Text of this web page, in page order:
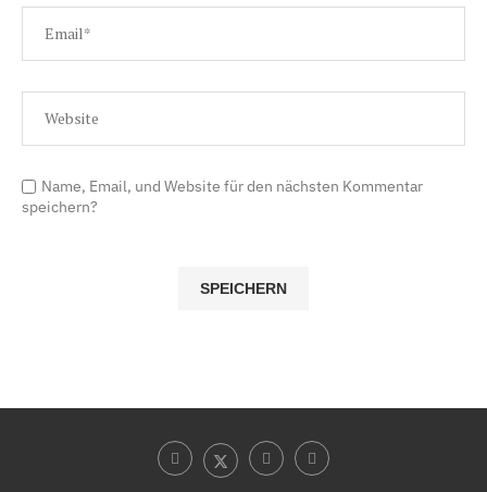
Name, Email, und Website für den nächsten Kommentar
speichern?